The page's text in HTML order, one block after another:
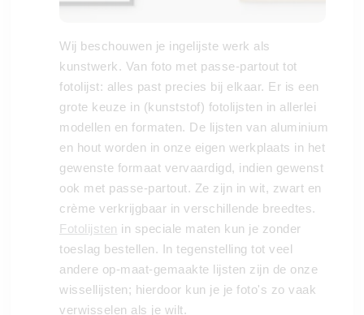
Wij beschouwen je ingelijste werk als
kunstwerk. Van foto met passe-partout tot
fotolijst: alles past precies bij elkaar. Er is een
grote keuze in (kunststof) fotolijsten in allerlei
modellen en formaten. De lijsten van aluminium
en hout worden in onze eigen werkplaats in het
gewenste formaat vervaardigd, indien gewenst
ook met passe-partout. Ze zijn in wit, zwart en
crème verkrijgbaar in verschillende breedtes.
Fotolijsten in speciale maten kun je zonder
toeslag bestellen. In tegenstelling tot veel
andere op-maat-gemaakte lijsten zijn de onze
wissellijsten; hierdoor kun je je foto's zo vaak
verwisselen als je wilt.